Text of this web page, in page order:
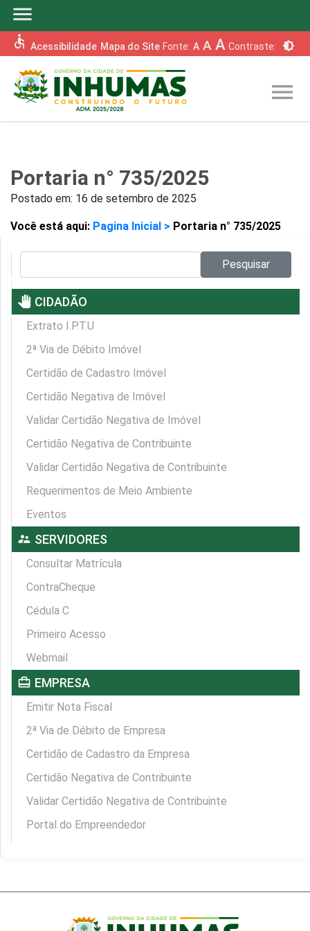
menu
accessible Acessibilidade Mapa do Site Fonte: A A A Contraste: brightness_6
menu
Portaria n° 735/2025
Postado em: 16 de setembro de 2025
Você está aqui: Pagina Inicial > Portaria n° 735/2025
Pesquisar
pan_tool CIDADÃO
Extrato I.P.T.U
2ª Via de Débito Imóvel
Certidão de Cadastro Imóvel
Certidão Negativa de Imóvel
Validar Certidão Negativa de Imóvel
Certidão Negativa de Contribuinte
Validar Certidão Negativa de Contribuinte
Requerimentos de Meio Ambiente
Eventos
supervisor_account SERVIDORES
Consultar Matrícula
ContraCheque
Cédula C
Primeiro Acesso
Webmail
card_travel EMPRESA
Emitir Nota Fiscal
2ª Via de Débito de Empresa
Certidão de Cadastro da Empresa
Certidão Negativa de Contribuinte
Validar Certidão Negativa de Contribuinte
Portal do Empreendedor